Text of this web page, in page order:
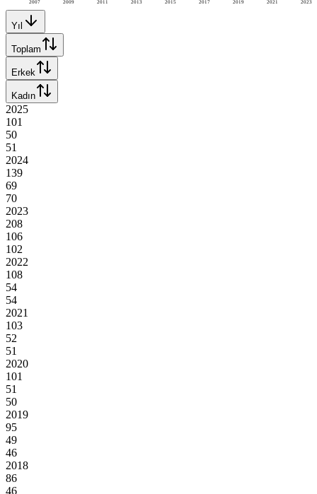
2007 2009 2011 2013 2015 2017 2019 2021 2023
Yıl
Toplam
Erkek
Kadın
2025
101
50
51
2024
139
69
70
2023
208
106
102
2022
108
54
54
2021
103
52
51
2020
101
51
50
2019
95
49
46
2018
86
46